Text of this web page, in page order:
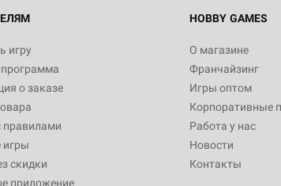
игру
о заказе
игры
скидки
приложение
HOBBY GAMES
О магазине
Франчайзинг
Игры оптом
Корпоративные
Работа у нас
Новости
Контакты
12 990
Настольная
3 490